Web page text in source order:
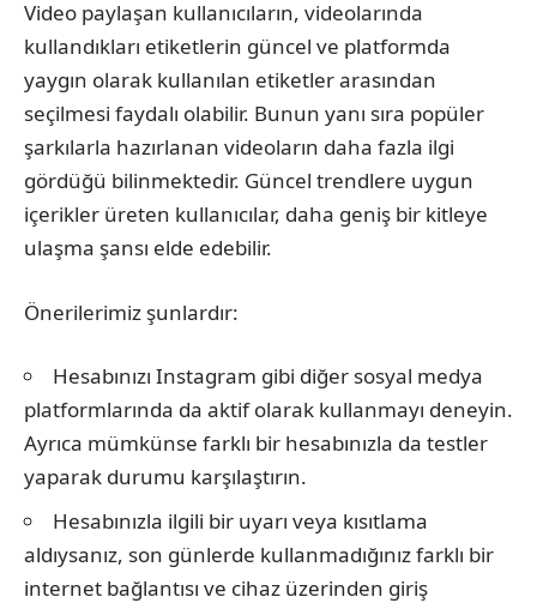
Video paylaşan kullanıcıların, videolarında
kullandıkları etiketlerin güncel ve platformda
yaygın olarak kullanılan etiketler arasından
seçilmesi faydalı olabilir. Bunun yanı sıra popüler
şarkılarla hazırlanan videoların daha fazla ilgi
gördüğü bilinmektedir. Güncel trendlere uygun
içerikler üreten kullanıcılar, daha geniş bir kitleye
ulaşma şansı elde edebilir.
Önerilerimiz şunlardır:
Hesabınızı Instagram gibi diğer sosyal medya
platformlarında da aktif olarak kullanmayı deneyin.
Ayrıca mümkünse farklı bir hesabınızla da testler
yaparak durumu karşılaştırın.
Hesabınızla ilgili bir uyarı veya kısıtlama
aldıysanız, son günlerde kullanmadığınız farklı bir
internet bağlantısı ve cihaz üzerinden giriş